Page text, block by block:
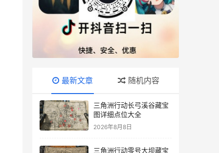
最新文章 随机内容
三角洲行动长弓溪谷藏宝
图详细点位大全
2026年8月8日
三角洲行动零号大坝藏宝